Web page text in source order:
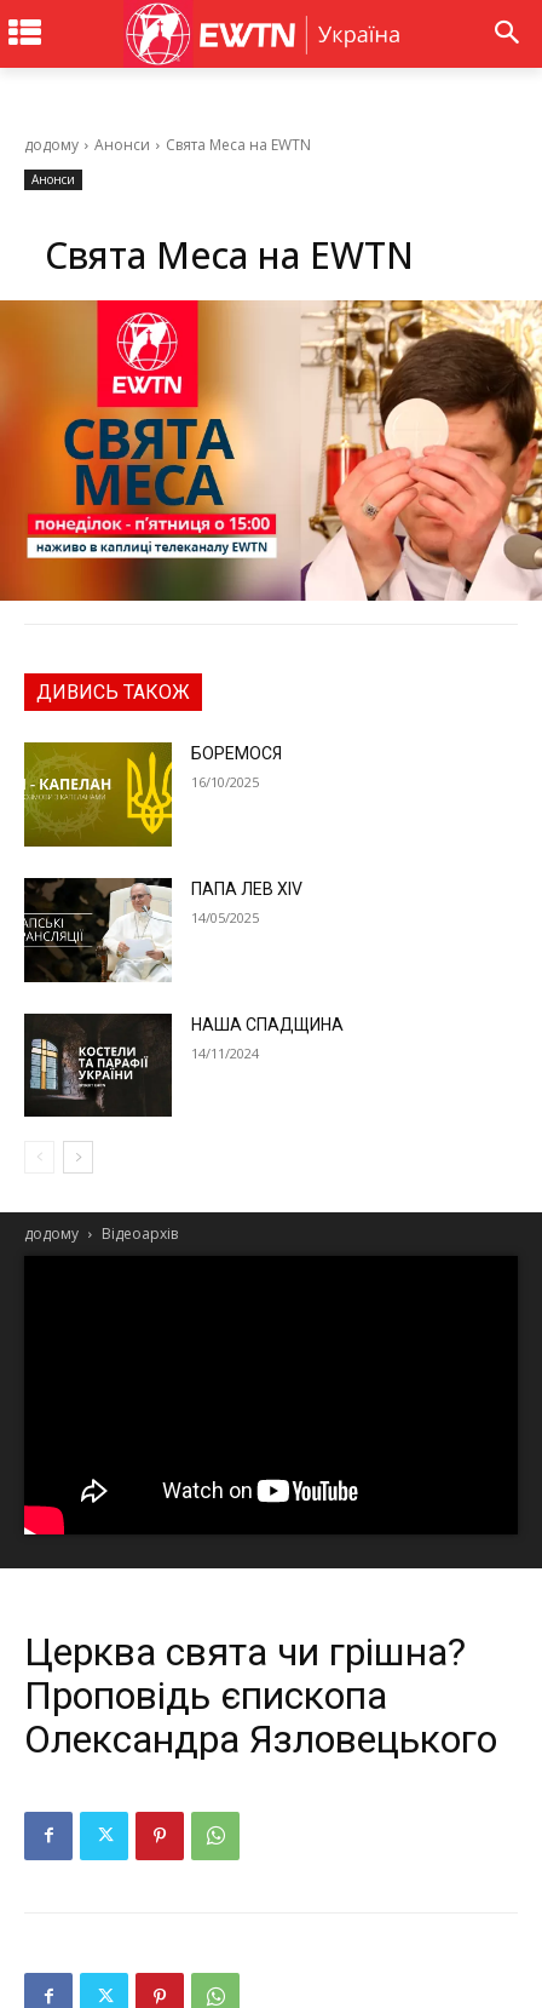
додому Анонси Свята Меса на EWTN
Анонси
Свята Меса на EWTN
ДИВИСЬ ТАКОЖ
БОРЕМОСЯ
16/10/2025
ПАПА ЛЕВ XIV
14/05/2025
НАША СПАДЩИНА
14/11/2024